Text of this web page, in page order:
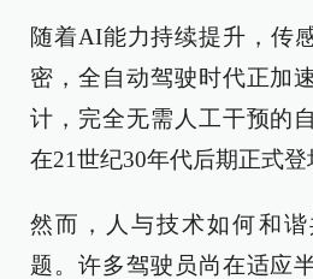
随着AI能力持续提升，传
密，全自动驾驶时代正加
计，完全无需人工干预的
在21世纪30年代后期正式登
然而，人与技术如何和
题。许多驾驶员尚在适应